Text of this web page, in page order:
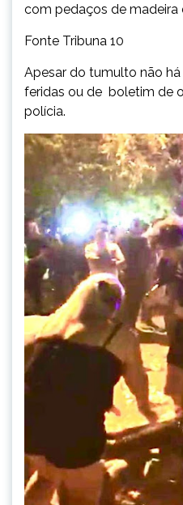
com pedaços de madeira
Fonte Tribuna 10
Apesar do tumulto não
feridas ou de boletim de
polícia.